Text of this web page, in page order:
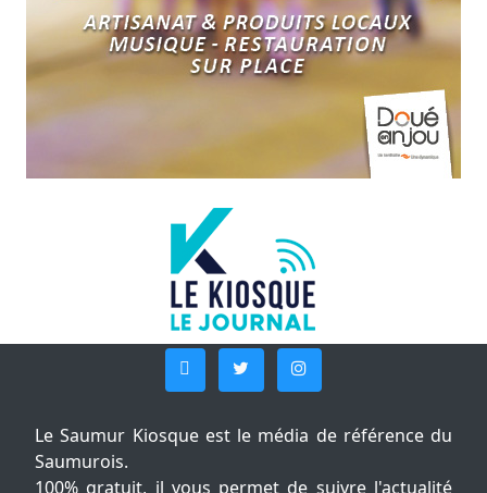
Le Saumur Kiosque est le média de référence du
Saumurois.
100% gratuit, il vous permet de suivre l'actualité